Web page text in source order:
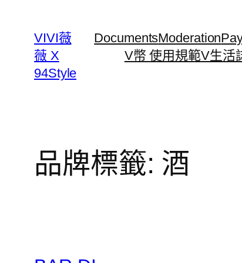
VIVI薇
薇 X
94Style
DocumentsModeration
V幣 使用規範V生活
品牌標籤: 酒